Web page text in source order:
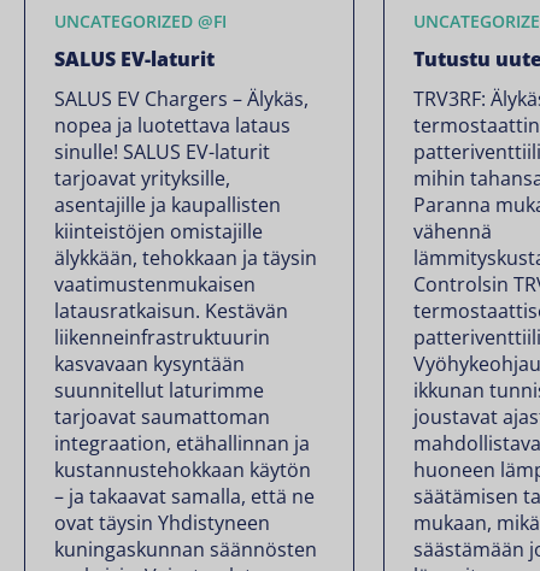
UNCATEGORIZED @FI
SALUS EV-laturit
SALUS EV Chargers – Älykäs,
nopea ja luotettava lataus
sinulle! SALUS EV-laturit
tarjoavat yrityksille,
asentajille ja kaupallisten
kiinteistöjen omistajille
älykkään, tehokkaan ja täysin
vaatimustenmukaisen
latausratkaisun. Kestävän
liikenneinfrastruktuurin
kasvavaan kysyntään
suunnitellut laturimme
tarjoavat saumattoman
integraation, etähallinnan ja
kustannustehokkaan käytön
– ja takaavat samalla, että ne
ovat täysin Yhdistyneen
kuningaskunnan säännösten
Tutustu
TRV3RF:
mihin
Paranna
vähennä
Controlsin
ikkunan
joustavat
huoneen
säätämisen
mukaan,
säästämään